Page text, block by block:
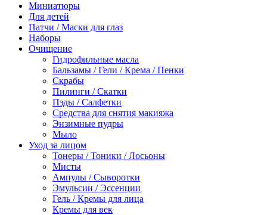
Миниатюры
Для детей
Патчи / Маски для глаз
Наборы
Очищение
Гидрофильные масла
Бальзамы / Гели / Крема / Пенки
Скрабы
Пилинги / Скатки
Пэды / Салфетки
Средства для снятия макияжа
Энзимные пудры
Мыло
Уход за лицом
Тонеры / Тоники / Лосьоны
Мисты
Ампулы / Сыворотки
Эмульсии / Эссенции
Гель / Кремы для лица
Кремы для век